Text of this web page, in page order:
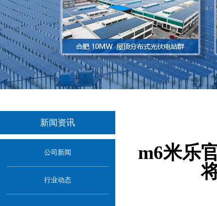
新闻资讯
公司新闻
行业动态
m6米乐